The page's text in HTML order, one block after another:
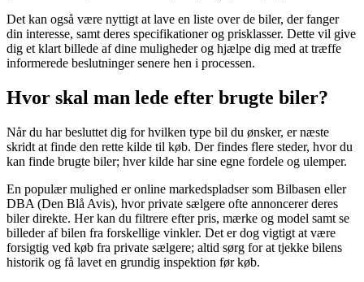
Det kan også være nyttigt at lave en liste over de biler, der fanger
din interesse, samt deres specifikationer og prisklasser. Dette vil give
dig et klart billede af dine muligheder og hjælpe dig med at træffe
informerede beslutninger senere hen i processen.
Hvor skal man lede efter brugte biler?
Når du har besluttet dig for hvilken type bil du ønsker, er næste
skridt at finde den rette kilde til køb. Der findes flere steder, hvor du
kan finde brugte biler; hver kilde har sine egne fordele og ulemper.
En populær mulighed er online markedspladser som Bilbasen eller
DBA (Den Blå Avis), hvor private sælgere ofte annoncerer deres
biler direkte. Her kan du filtrere efter pris, mærke og model samt se
billeder af bilen fra forskellige vinkler. Det er dog vigtigt at være
forsigtig ved køb fra private sælgere; altid sørg for at tjekke bilens
historik og få lavet en grundig inspektion før køb.